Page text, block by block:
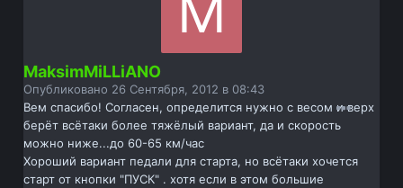
MaksimMiLLiANO
Опубликовано 26 Сентября, 2012 в 08:43
Вем спасибо! Согласен, определится нужно с весом и верх
берёт всётаки более тяжёлый вариант, да и скорость
можно ниже...до 60-65 км/час
Хороший вариант педали для старта, но всётаки хочется
старт от кнопки "ПУСК" . хотя если в этом большие